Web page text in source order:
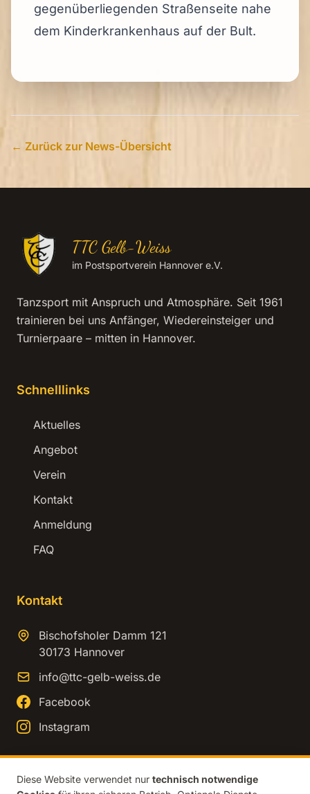
gegenüberliegenden Straßenseite nahe
dem Kinderkrankenhaus auf der Bult.
← Zurück zur News-Übersicht
TTC Gelb-Weiss
im Postsportverein Hannover e.V.
Tanzsport mit Anspruch und Atmosphäre. Seit 1961
trainieren bei uns Anfänger, Wiedereinsteiger und
Turnierpaare – mitten in Hannover.
Schnelllinks
Aktuelles
Angebot
Verein
Kontakt
Anmeldung
FAQ
Kontakt
Bischofsholer Damm 121
30173 Hannover
info@ttc-gelb-weiss.de
Facebook
Instagram
Diese Website verwendet nur technisch notwendige